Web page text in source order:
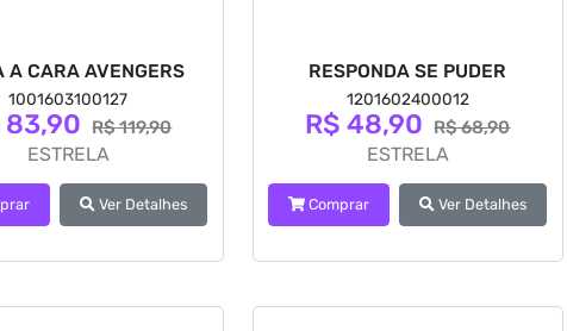
A CARA AVENGERS
1001603100127
83,90 R$ 119,90
ESTRELA
Ver Detalhes
RESPONDA SE PUDER
1201602400012
R$ 48,90 R$ 68,90
ESTRELA
Comprar Ver Detalhes